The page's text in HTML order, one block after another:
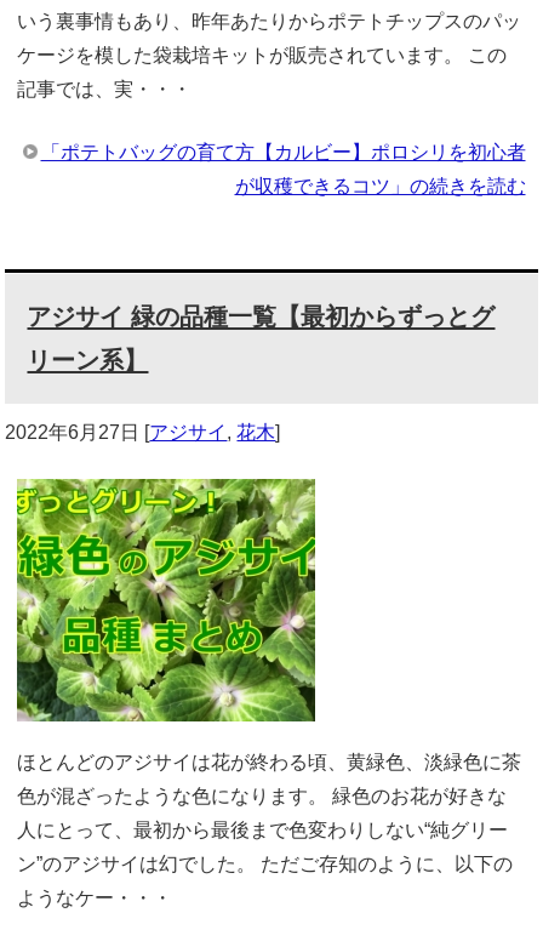
いう裏事情もあり、昨年あたりからポテトチップスのパッ
ケージを模した袋栽培キットが販売されています。 この
記事では、実・・・
「ポテトバッグの育て方【カルビー】ポロシリを初心者
が収穫できるコツ」の続きを読む
アジサイ 緑の品種一覧【最初からずっとグ
リーン系】
2022年6月27日 [アジサイ ,花木]
ほとんどのアジサイは花が終わる頃、黄緑色、淡緑色に茶
色が混ざったような色になります。 緑色のお花が好きな
人にとって、最初から最後まで色変わりしない“純グリー
ン”のアジサイは幻でした。 ただご存知のように、以下の
ようなケー・・・